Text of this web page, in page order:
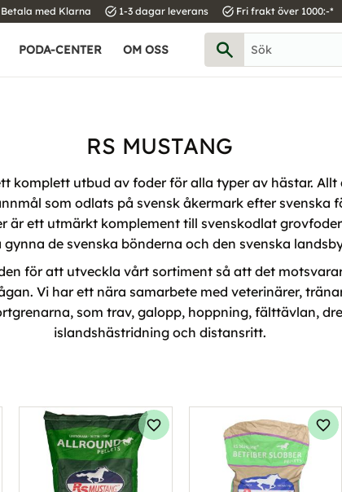
Betala med Klarna task_alt 1-3 dagar leverans task_alt Fri frakt över 1000:-*
PODA-CENTER OM OSS
RS MUSTANG
komplett utbud av foder för alla typer av hästar.
som odlats på svensk åkermark efter svenska
är ett utmärkt komplement till svenskodlat
de svenska bönderna och den svenska
för att utveckla vårt sortiment så att det
Vi har ett nära samarbete med veterinärer,
som trav, galopp, hoppning, fälttävlan,
islands­hästridning och distansritt.
till i favoriter Lägg till i favoriter